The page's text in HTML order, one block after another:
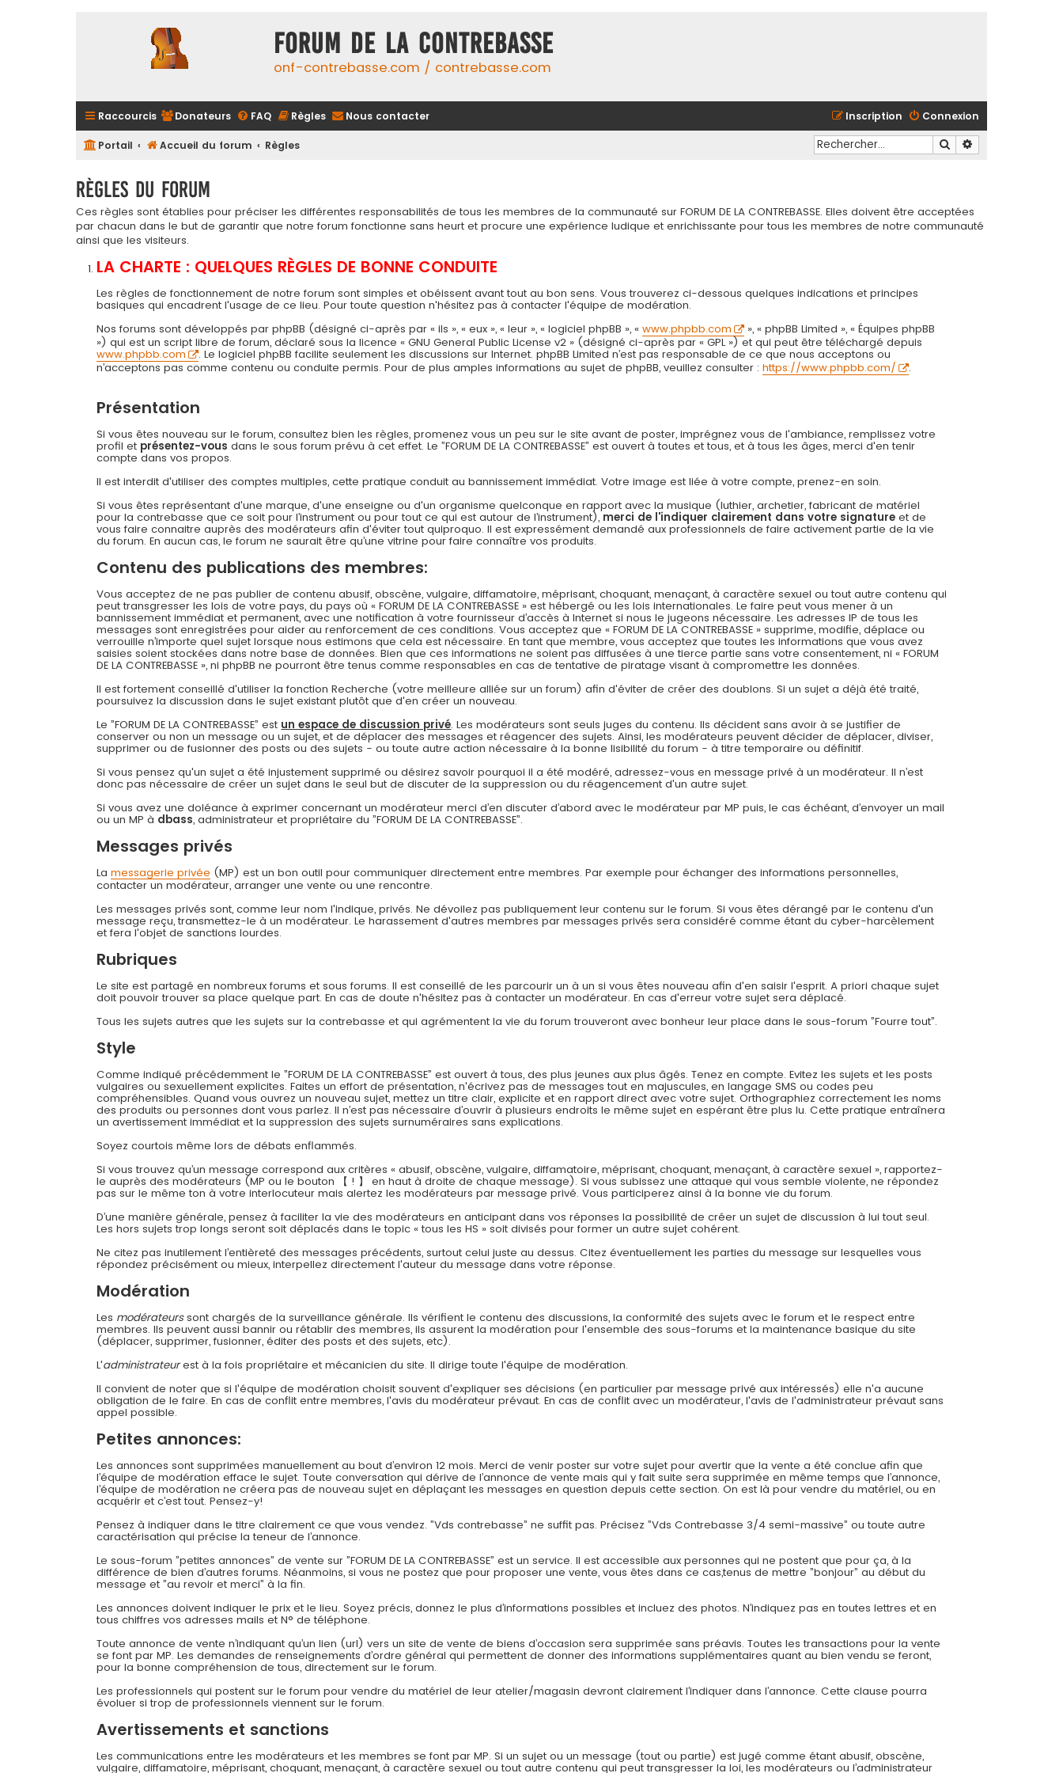
FORUM DE LA CONTREBASSE
onf-contrebasse.com / contrebasse.com
Raccourcis Donateurs FAQ Règles Nous contacter Connexion
Inscription
Portail Accueil du forum Règles Rechercher
Règles du forum
Ces règles sont établies pour préciser les différentes responsabilités de tous les membres de la communauté sur FORUM DE LA CONTREBASSE. Elles doivent être acceptées
par chacun dans le but de garantir que notre forum fonctionne sans heurt et procure une expérience ludique et enrichissante pour tous les membres de notre communauté
ainsi que les visiteurs.
LA CHARTE : QUELQUES RÈGLES DE BONNE CONDUITE
Les règles de fonctionnement de notre forum sont simples et obéissent avant tout au bon sens. Vous trouverez ci-dessous quelques indications et principes
basiques qui encadrent l'usage de ce lieu. Pour toute question n'hésitez pas à contacter l'équipe de modération.
Nos forums sont développés par phpBB (désigné ci-après par « ils », « eux », « leur », « logiciel phpBB », «www.phpbb.com
», « phpBB Limited », « Équipes phpBB
») qui est un script libre de forum, déclaré sous la licence « GNU General Public License v2 » (désigné ci-après par « GPL ») et qui peut être téléchargé depuis
www.phpbb.com
. Le logiciel phpBB facilite seulement les discussions sur Internet. phpBB Limited n’est pas responsable de ce que nous acceptons ou
n’acceptons pas comme contenu ou conduite permis. Pour de plus amples informations au sujet de phpBB, veuillez consulter :https://www.phpbb.com/ .
Présentation
Si vous êtes nouveau sur le forum, consultez bien les règles, promenez vous un peu sur le site avant de poster, imprégnez vous de l'ambiance, remplissez votre
profil et présentez-vous dans le sous forum prévu à cet effet. Le ”FORUM DE LA CONTREBASSE” est ouvert à toutes et tous, et à tous les âges, merci d'en tenir
compte dans vos propos.
Il est interdit d'utiliser des comptes multiples, cette pratique conduit au bannissement immédiat. Votre image est liée à votre compte, prenez-en soin.
Si vous êtes représentant d'une marque, d'une enseigne ou d'un organisme quelconque en rapport avec la musique (luthier, archetier, fabricant de matériel
pour la contrebasse que ce soit pour l’instrument ou pour tout ce qui est autour de l’instrument), merci de l'indiquer clairement dans votre signature et de
vous faire connaitre auprès des modérateurs afin d'éviter tout quiproquo. Il est expressément demandé aux professionnels de faire activement partie de la vie
du forum. En aucun cas, le forum ne saurait être qu’une vitrine pour faire connaître vos produits.
Contenu des publications des membres:
Vous acceptez de ne pas publier de contenu abusif, obscène, vulgaire, diffamatoire, méprisant, choquant, menaçant, à caractère sexuel ou tout autre contenu qui
peut transgresser les lois de votre pays, du pays où « FORUM DE LA CONTREBASSE » est hébergé ou les lois internationales. Le faire peut vous mener à un
bannissement immédiat et permanent, avec une notification à votre fournisseur d’accès à Internet si nous le jugeons nécessaire. Les adresses IP de tous les
messages sont enregistrées pour aider au renforcement de ces conditions. Vous acceptez que « FORUM DE LA CONTREBASSE » supprime, modifie, déplace ou
verrouille n’importe quel sujet lorsque nous estimons que cela est nécessaire. En tant que membre, vous acceptez que toutes les informations que vous avez
saisies soient stockées dans notre base de données. Bien que ces informations ne soient pas diffusées à une tierce partie sans votre consentement, ni « FORUM
DE LA CONTREBASSE », ni phpBB ne pourront être tenus comme responsables en cas de tentative de piratage visant à compromettre les données.
Il est fortement conseillé d'utiliser la fonction Recherche (votre meilleure alliée sur un forum) afin d'éviter de créer des doublons. Si un sujet a déjà été traité,
poursuivez la discussion dans le sujet existant plutôt que d'en créer un nouveau.
Le ”FORUM DE LA CONTREBASSE” est un espace de discussion privé. Les modérateurs sont seuls juges du contenu. Ils décident sans avoir à se justifier de
conserver ou non un message ou un sujet, et de déplacer des messages et réagencer des sujets. Ainsi, les modérateurs peuvent décider de déplacer, diviser,
supprimer ou de fusionner des posts ou des sujets - ou toute autre action nécessaire à la bonne lisibilité du forum - à titre temporaire ou définitif.
Si vous pensez qu'un sujet a été injustement supprimé ou désirez savoir pourquoi il a été modéré, adressez-vous en message privé à un modérateur. Il n’est
donc pas nécessaire de créer un sujet dans le seul but de discuter de la suppression ou du réagencement d'un autre sujet.
Si vous avez une doléance à exprimer concernant un modérateur merci d’en discuter d’abord avec le modérateur par MP puis, le cas échéant, d’envoyer un mail
ou un MP à dbass, administrateur et propriétaire du ”FORUM DE LA CONTREBASSE”.
Messages privés
Lamessagerie privée (MP) est un bon outil pour communiquer directement entre membres. Par exemple pour échanger des informations personnelles,
contacter un modérateur, arranger une vente ou une rencontre.
Les messages privés sont, comme leur nom l'indique, privés. Ne dévoilez pas publiquement leur contenu sur le forum. Si vous êtes dérangé par le contenu d'un
message reçu, transmettez-le à un modérateur. Le harassement d'autres membres par messages privés sera considéré comme étant du cyber-harcèlement
et fera l'objet de sanctions lourdes.
Rubriques
Le site est partagé en nombreux forums et sous forums. Il est conseillé de les parcourir un à un si vous êtes nouveau afin d'en saisir l'esprit. A priori chaque sujet
doit pouvoir trouver sa place quelque part. En cas de doute n'hésitez pas à contacter un modérateur. En cas d'erreur votre sujet sera déplacé.
Tous les sujets autres que les sujets sur la contrebasse et qui agrémentent la vie du forum trouveront avec bonheur leur place dans le sous-forum ”Fourre tout”.
Style
Comme indiqué précédemment le ”FORUM DE LA CONTREBASSE” est ouvert à tous, des plus jeunes aux plus âgés. Tenez en compte. Evitez les sujets et les posts
vulgaires ou sexuellement explicites. Faites un effort de présentation, n'écrivez pas de messages tout en majuscules, en langage SMS ou codes peu
compréhensibles. Quand vous ouvrez un nouveau sujet, mettez un titre clair, explicite et en rapport direct avec votre sujet. Orthographiez correctement les noms
des produits ou personnes dont vous parlez. Il n’est pas nécessaire d’ouvrir à plusieurs endroits le même sujet en espérant être plus lu. Cette pratique entraînera
un avertissement immédiat et la suppression des sujets surnuméraires sans explications.
Soyez courtois même lors de débats enflammés.
Si vous trouvez qu’un message correspond aux critères « abusif, obscène, vulgaire, diffamatoire, méprisant, choquant, menaçant, à caractère sexuel », rapportez-
le auprès des modérateurs (MP ou le bouton 【 ! 】 en haut à droite de chaque message). Si vous subissez une attaque qui vous semble violente, ne répondez
pas sur le même ton à votre interlocuteur mais alertez les modérateurs par message privé. Vous participerez ainsi à la bonne vie du forum.
D’une manière générale, pensez à faciliter la vie des modérateurs en anticipant dans vos réponses la possibilité de créer un sujet de discussion à lui tout seul.
Les hors sujets trop longs seront soit déplacés dans le topic « tous les HS » soit divisés pour former un autre sujet cohérent.
Ne citez pas inutilement l’entièreté des messages précédents, surtout celui juste au dessus. Citez éventuellement les parties du message sur lesquelles vous
répondez précisément ou mieux, interpellez directement l'auteur du message dans votre réponse.
Modération
Les modérateurssont chargés de la surveillance générale. Ils vérifient le contenu des discussions, la conformité des sujets avec le forum et le respect entre
membres. Ils peuvent aussi bannir ou rétablir des membres, ils assurent la modération pour l'ensemble des sous-forums et la maintenance basique du site
(déplacer, supprimer, fusionner, éditer des posts et des sujets, etc).
L'administrateurest à la fois propriétaire et mécanicien du site. Il dirige toute l'équipe de modération.
Il convient de noter que si l'équipe de modération choisit souvent d'expliquer ses décisions (en particulier par message privé aux intéressés) elle n'a aucune
obligation de le faire. En cas de conflit entre membres, l'avis du modérateur prévaut. En cas de conflit avec un modérateur, l'avis de l'administrateur prévaut sans
appel possible.
Petites annonces:
Les annonces sont supprimées manuellement au bout d’environ 12 mois. Merci de venir poster sur votre sujet pour avertir que la vente a été conclue afin que
l’équipe de modération efface le sujet. Toute conversation qui dérive de l’annonce de vente mais qui y fait suite sera supprimée en même temps que l’annonce,
l’équipe de modération ne créera pas de nouveau sujet en déplaçant les messages en question depuis cette section. On est là pour vendre du matériel, ou en
acquérir et c’est tout. Pensez-y!
Pensez à indiquer dans le titre clairement ce que vous vendez. ”Vds contrebasse” ne suffit pas. Précisez ”Vds Contrebasse 3/4 semi-massive” ou toute autre
caractérisation qui précise la teneur de l’annonce.
Le sous-forum ”petites annonces” de vente sur ”FORUM DE LA CONTREBASSE” est un service. Il est accessible aux personnes qui ne postent que pour ça, à la
différence de bien d’autres forums. Néanmoins, si vous ne postez que pour proposer une vente, vous êtes dans ce cas,tenus de mettre ”bonjour” au début du
message et ”au revoir et merci” à la fin.
Les annonces doivent indiquer le prix et le lieu. Soyez précis, donnez le plus d’informations possibles et incluez des photos. N’indiquez pas en toutes lettres et en
tous chiffres vos adresses mails et N° de téléphone.
Toute annonce de vente n’indiquant qu’un lien (url) vers un site de vente de biens d’occasion sera supprimée sans préavis. Toutes les transactions pour la vente
se font par MP. Les demandes de renseignements d’ordre général qui permettent de donner des informations supplémentaires quant au bien vendu se feront,
pour la bonne compréhension de tous, directement sur le forum.
Les professionnels qui postent sur le forum pour vendre du matériel de leur atelier/magasin devront clairement l’indiquer dans l’annonce. Cette clause pourra
évoluer si trop de professionnels viennent sur le forum.
Avertissements et sanctions
Les communications entre les modérateurs et les membres se font par MP. Si un sujet ou un message (tout ou partie) est jugé comme étant abusif, obscène,
vulgaire, diffamatoire, méprisant, choquant, menaçant, à caractère sexuel ou tout autre contenu qui peut transgresser la loi, les modérateurs ou l’administrateur